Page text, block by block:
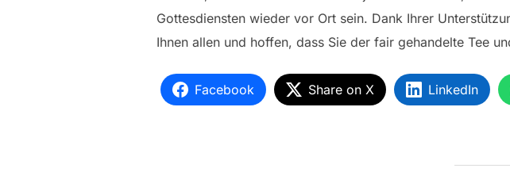
Gottesdiensten wieder vor Ort sein. Dank Ihrer
Ihnen allen und hoffen, dass Sie der fair gehandelte Tee
Facebook Share on X LinkedIn